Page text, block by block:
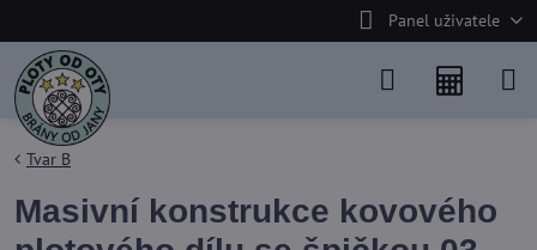
Panel uživatele
Tvar B
Masivní konstrukce kovového